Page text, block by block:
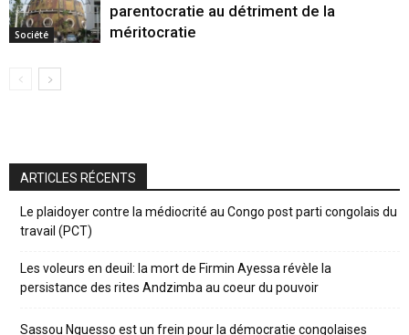
Société
parentocratie au détriment de la
méritocratie
ARTICLES RÉCENTS
Le plaidoyer contre la médiocrité au Congo post parti congolais du
travail (PCT)
Les voleurs en deuil: la mort de Firmin Ayessa révèle la
persistance des rites Andzimba au coeur du pouvoir
Sassou Nguesso est un frein pour la démocratie congolaises